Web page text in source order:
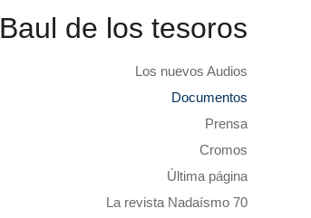
Baul de los tesoros
Los nuevos Audios
Documentos
Prensa
Cromos
Última página
La revista Nadaísmo 70